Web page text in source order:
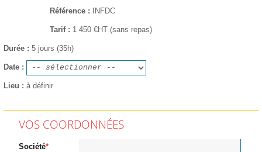
Référence INFDC
Tarif 1 450 €HT (sans repas)
Durée 5 jours (35h)
Date
Lieu à définir
VOS COORDONNÉES
Société